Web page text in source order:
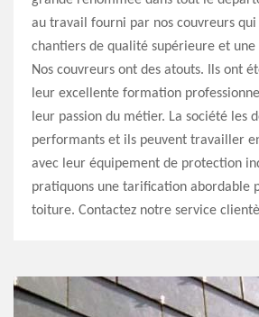
au travail fourni par nos couvreurs
chantiers de qualité supérieure et
Nos couvreurs ont des atouts. Ils ont
leur excellente formation
leur passion du métier. La société les
performants et ils peuvent travailler
avec leur équipement de protection
pratiquons une tarification abordable
toiture. Contactez notre service